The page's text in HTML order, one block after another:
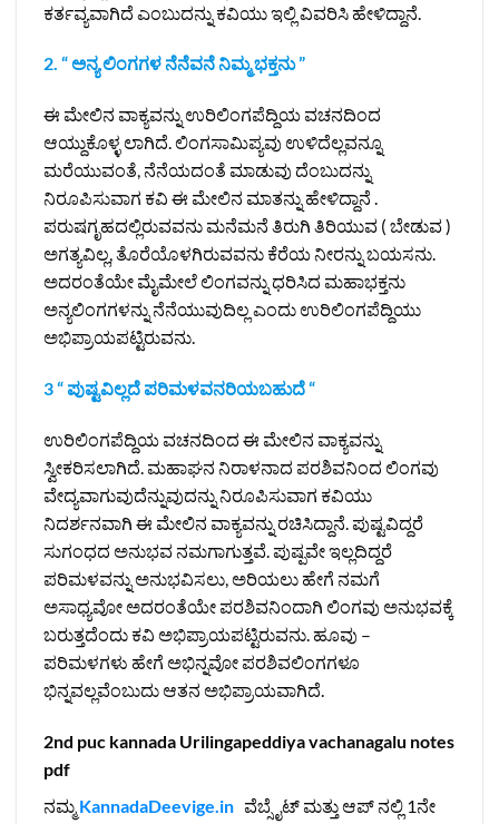
ಕರ್ತವ್ಯವಾಗಿದೆ ಎಂಬುದನ್ನು ಕವಿಯು ಇಲ್ಲಿ ವಿವರಿಸಿ ಹೇಳಿದ್ದಾನೆ.
2. “ ಅನ್ಯ ಲಿಂಗಗಳ ನೆನೆವನೆ ನಿಮ್ಮ ಭಕ್ತನು ”
ಈ ಮೇಲಿನ ವಾಕ್ಯವನ್ನು ಉರಿಲಿಂಗಪೆದ್ದಿಯ ವಚನದಿಂದ
ಆಯ್ದುಕೊಳ್ಳ ಲಾಗಿದೆ. ಲಿಂಗಸಾಮಿಪ್ಯವು ಉಳಿದೆಲ್ಲವನ್ನೂ
ಮರೆಯುವಂತೆ, ನೆನೆಯದಂತೆ ಮಾಡುವು ದೆಂಬುದನ್ನು
ನಿರೂಪಿಸುವಾಗ ಕವಿ ಈ ಮೇಲಿನ ಮಾತನ್ನು ಹೇಳಿದ್ದಾನೆ .
ಪರುಷಗೃಹದಲ್ಲಿರುವವನು ಮನೆಮನೆ ತಿರುಗಿ ತಿರಿಯುವ ( ಬೇಡುವ )
ಅಗತ್ಯವಿಲ್ಲ, ತೊರೆಯೊಳಗಿರುವವನು ಕೆರೆಯ ನೀರನ್ನು ಬಯಸನು.
ಅದರಂತೆಯೇ ಮೈಮೇಲೆ ಲಿಂಗವನ್ನು ಧರಿಸಿದ ಮಹಾಭಕ್ತನು
ಅನ್ಯಲಿಂಗಗಳನ್ನು ನೆನೆಯುವುದಿಲ್ಲ ಎಂದು ಉರಿಲಿಂಗಪೆದ್ದಿಯು
ಅಭಿಪ್ರಾಯಪಟ್ಟಿರುವನು.
3 “ ಪುಷ್ಟವಿಲ್ಲದೆ ಪರಿಮಳವನರಿಯಬಹುದೆ “
ಉರಿಲಿಂಗಪೆದ್ದಿಯ ವಚನದಿಂದ ಈ ಮೇಲಿನ ವಾಕ್ಯವನ್ನು
ಸ್ವೀಕರಿಸಲಾಗಿದೆ. ಮಹಾಘನ ನಿರಾಳನಾದ ಪರಶಿವನಿಂದ ಲಿಂಗವು
ವೇದ್ಯವಾಗುವುದೆನ್ನುವುದನ್ನು ನಿರೂಪಿಸುವಾಗ ಕವಿಯು
ನಿದರ್ಶನವಾಗಿ ಈ ಮೇಲಿನ ವಾಕ್ಯವನ್ನು ರಚಿಸಿದ್ದಾನೆ. ಪುಷ್ಟವಿದ್ದರೆ
ಸುಗಂಧದ ಅನುಭವ ನಮಗಾಗುತ್ತವೆ. ಪುಷ್ಪವೇ ಇಲ್ಲದಿದ್ದರೆ
ಪರಿಮಳವನ್ನು ಅನುಭವಿಸಲು, ಅರಿಯಲು ಹೇಗೆ ನಮಗೆ
ಅಸಾಧ್ಯವೋ ಅದರಂತೆಯೇ ಪರಶಿವನಿಂದಾಗಿ ಲಿಂಗವು ಅನುಭವಕ್ಕೆ
ಬರುತ್ತದೆಂದು ಕವಿ ಅಭಿಪ್ರಾಯಪಟ್ಟಿರುವನು. ಹೂವು –
ಪರಿಮಳಗಳು ಹೇಗೆ ಅಭಿನ್ನವೋ ಪರಶಿವಲಿಂಗಗಳೂ
ಭಿನ್ನವಲ್ಲವೆಂಬುದು ಆತನ ಅಭಿಪ್ರಾಯವಾಗಿದೆ.
2nd puc kannada Urilingapeddiya vachanagalu notes
pdf
ನಮ್ಮ KannadaDeevige.in ವೆಬ್ಸೈಟ್ ಮತ್ತು ಆಪ್ ನಲ್ಲಿ 1ನೇ